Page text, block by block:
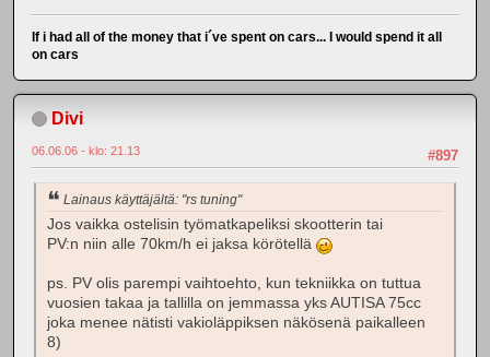
If i had all of the money that i´ve spent on cars... I would spend it all
on cars
Divi
#897
06.06.06 - klo: 21.13
Lainaus käyttäjältä: "rs tuning"
Jos vaikka ostelisin työmatkapeliksi skootterin tai
PV:n niin alle 70km/h ei jaksa körötellä
ps. PV olis parempi vaihtoehto, kun tekniikka on tuttua
vuosien takaa ja tallilla on jemmassa yks AUTISA 75cc
joka menee nätisti vakioläppiksen näkösenä paikalleen
8)